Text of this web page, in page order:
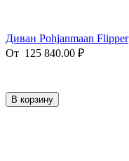
Диван Pohjanmaan Flipper
От 125 840.00 ₽
В корзину